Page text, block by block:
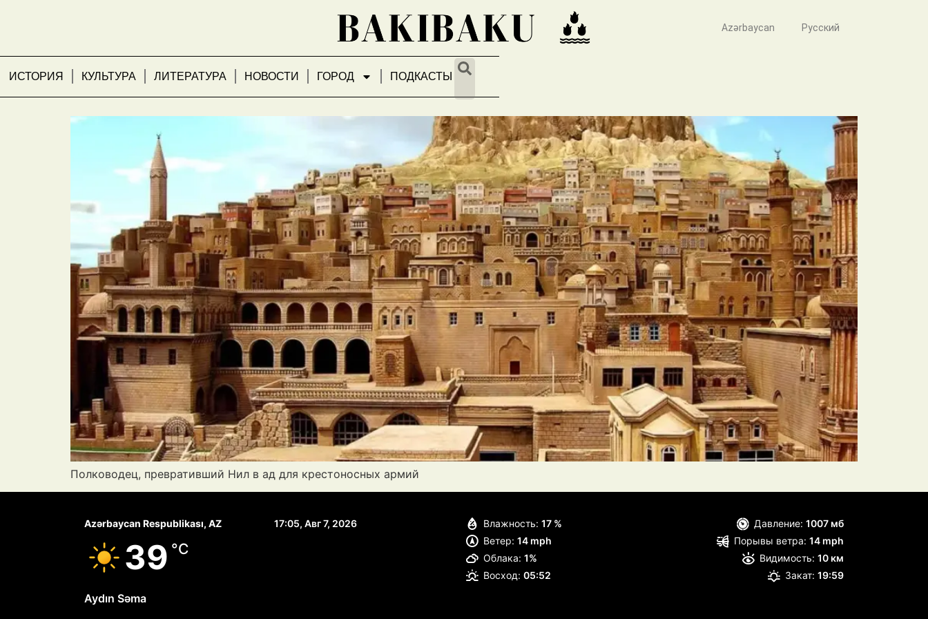
ИСТОРИЯ КУЛЬТУРА ЛИТЕРАТУРА НОВОСТИ ГОРОД ПОДКАСТЫ
Azərbaycan Русский
Думьят — место решающего удара по византийской армии
Полководец, превративший Нил в ад для крестоносных армий
Azərbaycan Respublikası, AZ 17:05, Авг 7, 2026
39 °C
Aydın Səma
Влажность: 17 % Давление: 1007 мб
Ветер: 14 mph Порывы ветра: 14 mph
Облака: 1% Видимость: 10 км
Восход: 05:52 Закат: 19:59